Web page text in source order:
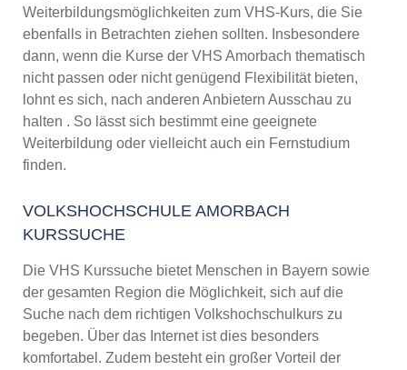
Weiterbildungsmöglichkeiten zum VHS-Kurs, die Sie
ebenfalls in Betrachten ziehen sollten. Insbesondere
dann, wenn die Kurse der VHS Amorbach thematisch
nicht passen oder nicht genügend Flexibilität bieten,
lohnt es sich, nach anderen Anbietern Ausschau zu
halten . So lässt sich bestimmt eine geeignete
Weiterbildung oder vielleicht auch ein Fernstudium
finden.
VOLKSHOCHSCHULE AMORBACH
KURSSUCHE
Die VHS Kurssuche bietet Menschen in Bayern sowie
der gesamten Region die Möglichkeit, sich auf die
Suche nach dem richtigen Volkshochschulkurs zu
begeben. Über das Internet ist dies besonders
komfortabel. Zudem besteht ein großer Vorteil der